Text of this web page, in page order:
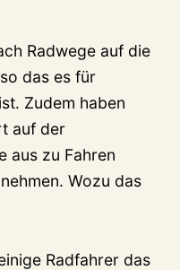
Radwege auf die
das es für
Zudem haben
auf der
aus zu Fahren
Wozu das
Radfahrer das